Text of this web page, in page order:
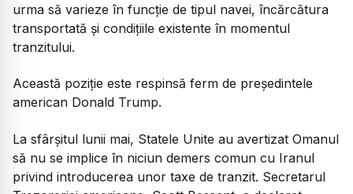
urma să varieze în funcție de tipul navei, încărcătura
transportată și condițiile existente în momentul
tranzitului.
Această poziție este respinsă ferm de președintele
american Donald Trump.
La sfârșitul lunii mai, Statele Unite au avertizat Omanul
să nu se implice în niciun demers comun cu Iranul
privind introducerea unor taxe de tranzit. Secretarul